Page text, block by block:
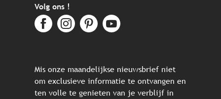
Volg ons !
Mis onze maandelijkse nieuwsbrief niet
om exclusieve informatie te ontvangen en
ten volle te genieten van je verblijf in